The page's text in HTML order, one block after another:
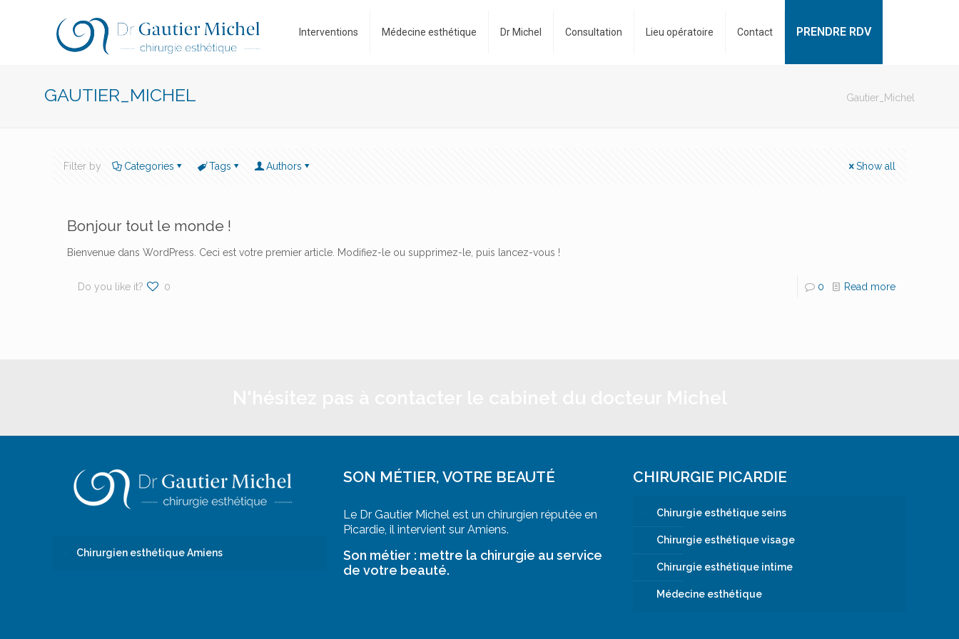
Interventions Médecine esthétique Dr Michel Consultation Lieu opératoire Contact PRENDRE RDV
GAUTIER_MICHEL Gautier_Michel
Filter by Categories Tags Authors Show all
Bonjour tout le monde !
Bienvenue dans WordPress. Ceci est votre premier article. Modifiez-le ou supprimez-le, puis lancez-vous !
Do you like it? 0 0 Read more
Chirurgien esthétique Amiens
SON MÉTIER, VOTRE BEAUTÉ
Le Dr Gautier Michel est un chirurgien réputée en
Picardie, il intervient sur Amiens.
Son métier : mettre la chirurgie au service
de votre beauté.
CHIRURGIE PICARDIE
Chirurgie esthétique seins
Chirurgie esthétique visage
Chirurgie esthétique intime
Médecine esthétique